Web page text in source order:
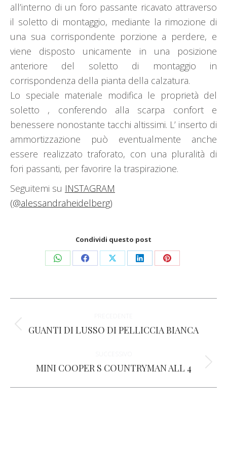
all’interno di un foro passante ricavato attraverso
il soletto di montaggio, mediante la rimozione di
una sua corrispondente porzione a perdere, e
viene disposto unicamente in una posizione
anteriore del soletto di montaggio in
corrispondenza della pianta della calzatura.
Lo speciale materiale modifica le proprietà del
soletto , conferendo alla scarpa confort e
benessere nonostante tacchi altissimi. L’ inserto di
ammortizzazione può eventualmente anche
essere realizzato traforato, con una pluralità di
fori passanti, per favorire la traspirazione.
Seguitemi su INSTAGRAM
(@alessandraheidelberg)
Condividi questo post
CondividiCondividiCondividiCondividiCondividi
tra
Post
GUANTI DI LUSSO DI PELLICCIA BIANCA
Prossimo
MINI COOPER S COUNTRYMAN ALL 4